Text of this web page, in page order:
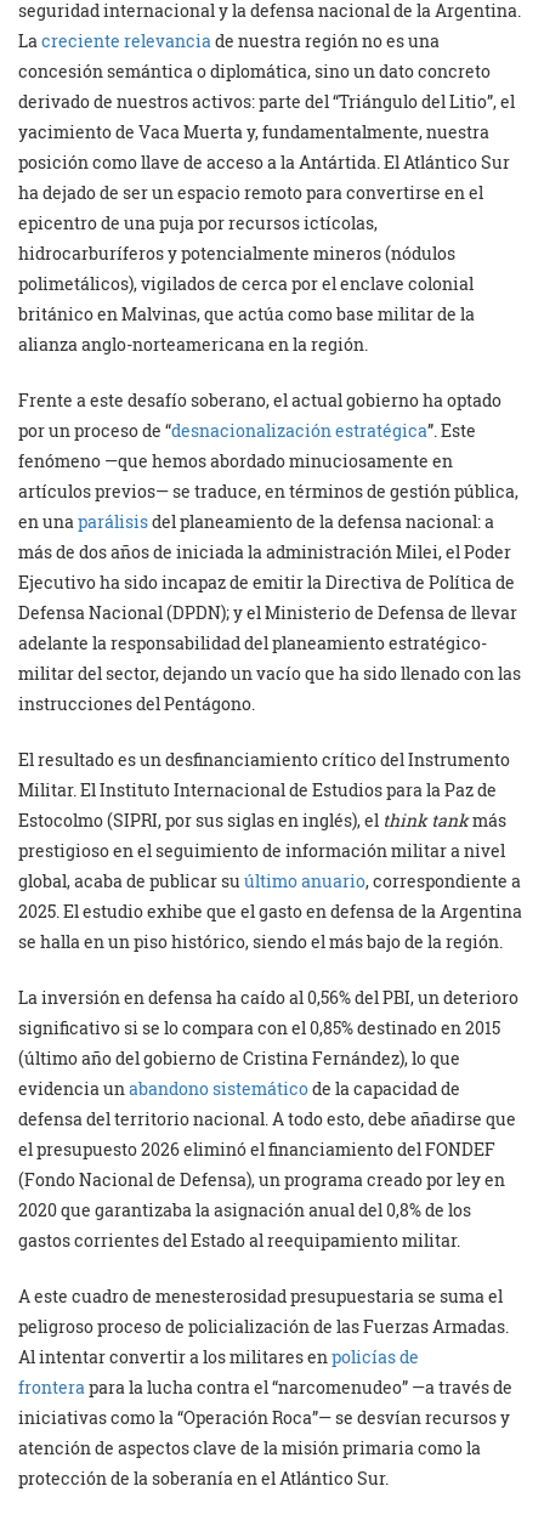
seguridad internacional y la defensa nacional de la Argentina.
La creciente relevancia de nuestra región no es una
concesión semántica o diplomática, sino un dato concreto
derivado de nuestros activos: parte del “Triángulo del Litio”, el
yacimiento de Vaca Muerta y, fundamentalmente, nuestra
posición como llave de acceso a la Antártida. El Atlántico Sur
ha dejado de ser un espacio remoto para convertirse en el
epicentro de una puja por recursos ictícolas,
hidrocarburíferos y potencialmente mineros (nódulos
polimetálicos), vigilados de cerca por el enclave colonial
británico en Malvinas, que actúa como base militar de la
alianza anglo-norteamericana en la región.
Frente a este desafío soberano, el actual gobierno ha optado
por un proceso de “desnacionalización estratégica”. Este
fenómeno —que hemos abordado minuciosamente en
artículos previos— se traduce, en términos de gestión pública,
en una parálisisdel planeamiento de la defensa nacional: a
más de dos años de iniciada la administración Milei, el Poder
Ejecutivo ha sido incapaz de emitir la Directiva de Política de
Defensa Nacional (DPDN); y el Ministerio de Defensa de llevar
adelante la responsabilidad del planeamiento estratégico-
militar del sector, dejando un vacío que ha sido llenado con las
instrucciones del Pentágono.
El resultado es un desfinanciamiento crítico del Instrumento
Militar. El Instituto Internacional de Estudios para la Paz de
Estocolmo (SIPRI, por sus siglas en inglés), el think tankmás
prestigioso en el seguimiento de información militar a nivel
global, acaba de publicar su último anuario, correspondiente a
2025. El estudio exhibe que el gasto en defensa de la Argentina
se halla en un piso histórico, siendo el más bajo de la región.
La inversión en defensa ha caído al 0,56% del PBI, un deterioro
significativo si se lo compara con el 0,85% destinado en 2015
(último año del gobierno de Cristina Fernández), lo que
evidencia un abandono sistemáticode la capacidad de
defensa del territorio nacional. A todo esto, debe añadirse que
el presupuesto 2026 eliminó el financiamiento del FONDEF
(Fondo Nacional de Defensa), un programa creado por ley en
2020 que garantizaba la asignación anual del 0,8% de los
gastos corrientes del Estado al reequipamiento militar.
A este cuadro de menesterosidad presupuestaria se suma el
peligroso proceso de policialización de las Fuerzas Armadas.
Al intentar convertir a los militares en policías de
frontera para la lucha contra el “narcomenudeo” —a través de
iniciativas como la “Operación Roca”— se desvían recursos y
atención de aspectos clave de la misión primaria como la
protección de la soberanía en el Atlántico Sur.